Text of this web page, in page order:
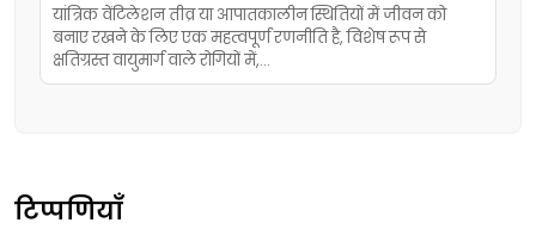
यांत्रिक वेंटिलेशन तीव्र या आपातकालीन स्थितियों में जीवन को
बनाए रखने के लिए एक महत्वपूर्ण रणनीति है, विशेष रूप से
क्षतिग्रस्त वायुमार्ग वाले रोगियों में,…
टिप्पणियाँ